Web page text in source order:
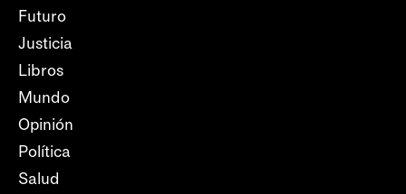
Futuro
Justicia
Libros
Mundo
Opinión
Política
Salud